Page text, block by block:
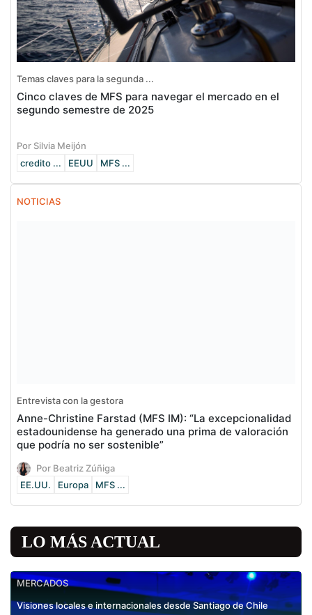
Temas claves para la segunda ...
Cinco claves de MFS para navegar el mercado en el
segundo semestre de 2025
Por Silvia Meijón
credito ...
EEUU MFS ...
NOTICIAS
Entrevista con la gestora
Anne-Christine Farstad (MFS IM): “La excepcionalidad
estadounidense ha generado una prima de valoración
que podría no ser sostenible”
Por Beatriz Zúñiga
EE.UU.
Europa MFS ...
LO MÁS ACTUAL
MERCADOS
Visiones locales e internacionales desde Santiago de Chile